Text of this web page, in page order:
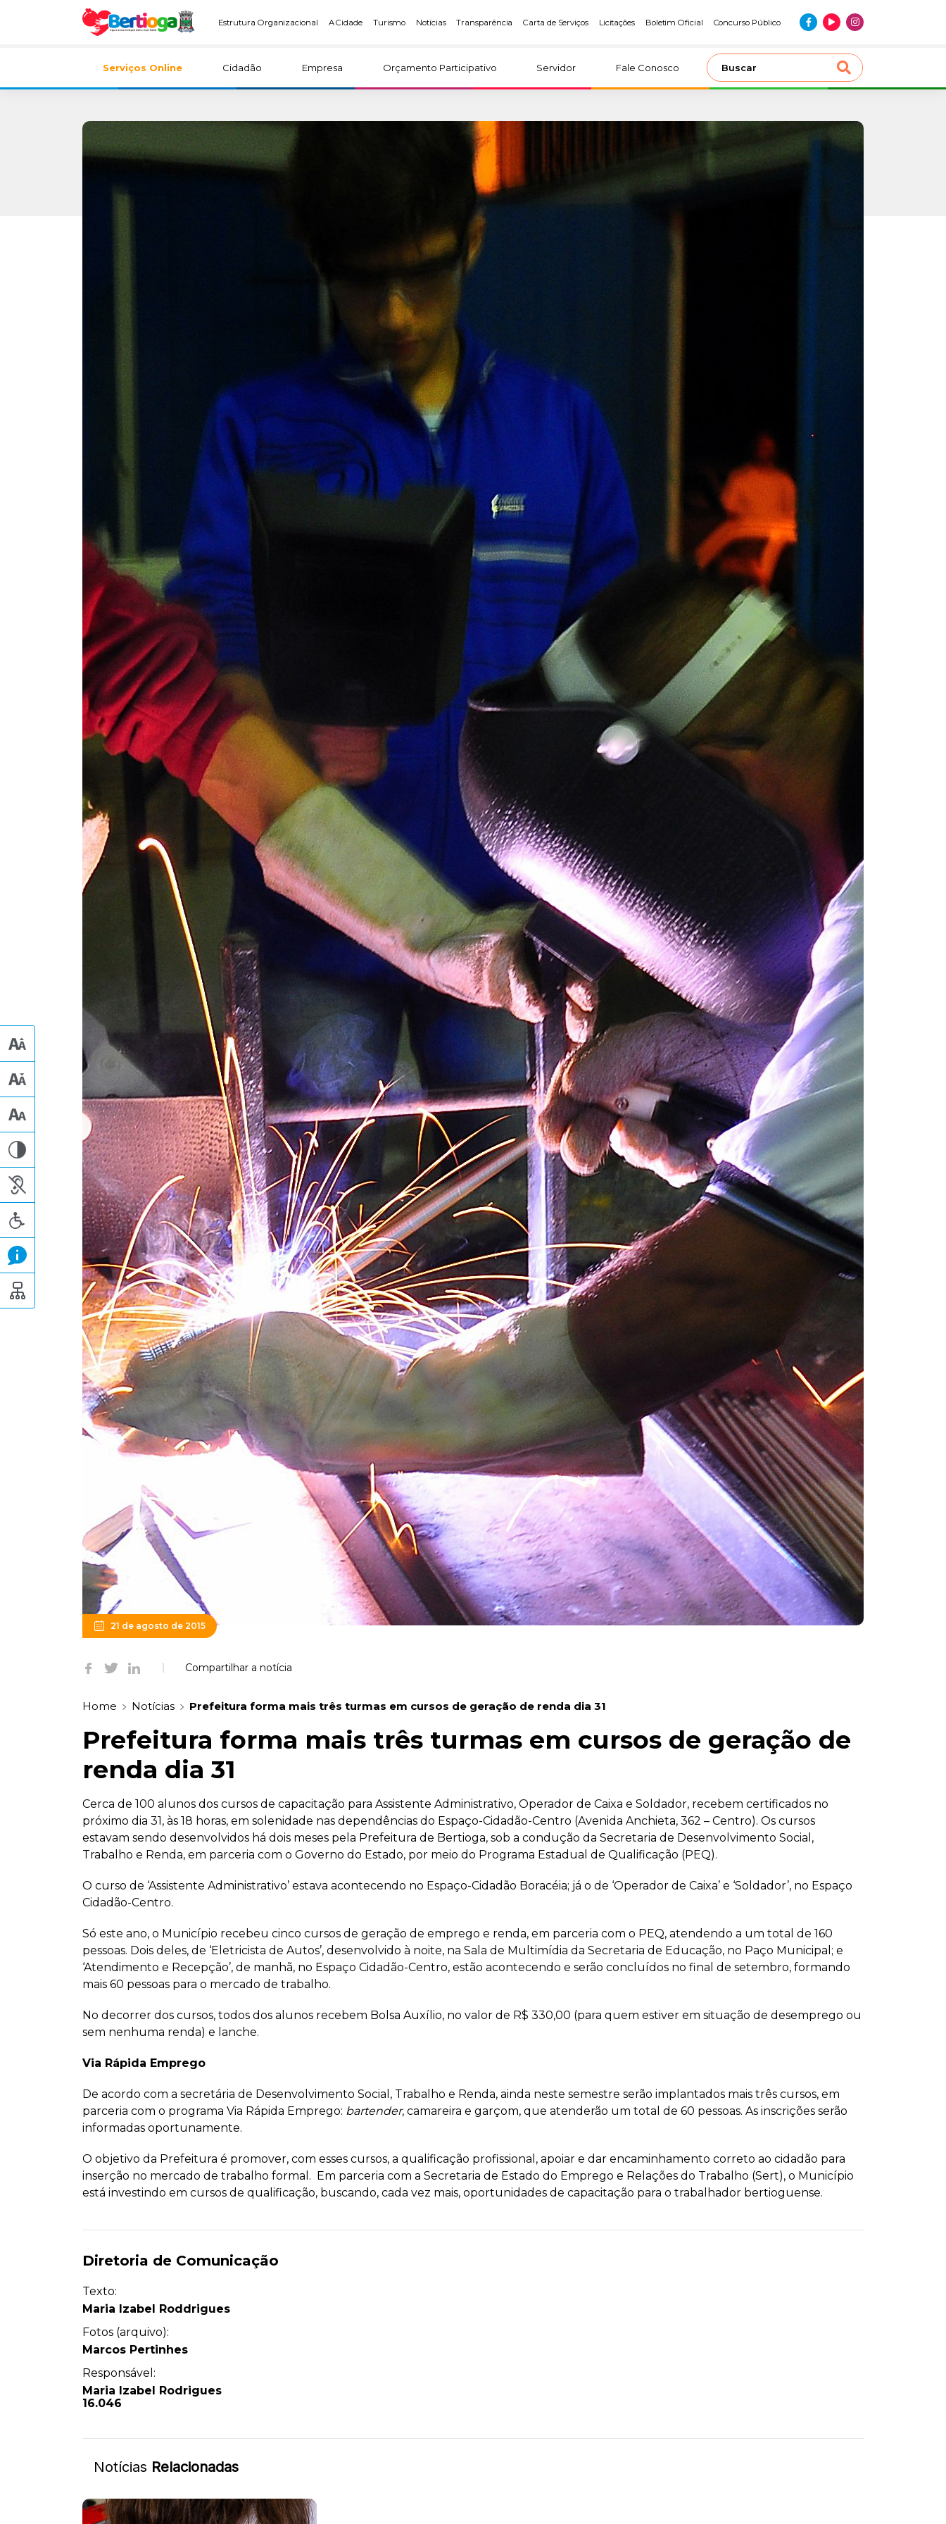
Estrutura Organizacional A Cidade Turismo Notícias Transparência Carta de Serviços Licitações Boletim Oficial Concurso Público
Serviços Online Cidadão Empresa Orçamento Participativo Servidor Fale Conosco
21 de agosto de 2015
Compartilhar a notícia
Home Notícias Prefeitura forma mais três turmas em cursos de geração de renda dia 31
Prefeitura forma mais três turmas em cursos de geração de
renda dia 31
Cerca de 100 alunos dos cursos de capacitação para Assistente Administrativo, Operador de Caixa e Soldador, recebem certificados no
próximo dia 31, às 18 horas, em solenidade nas dependências do Espaço-Cidadão-Centro (Avenida Anchieta, 362 – Centro). Os cursos
estavam sendo desenvolvidos há dois meses pela Prefeitura de Bertioga, sob a condução da Secretaria de Desenvolvimento Social,
Trabalho e Renda, em parceria com o Governo do Estado, por meio do Programa Estadual de Qualificação (PEQ).
O curso de ‘Assistente Administrativo’ estava acontecendo no Espaço-Cidadão Boracéia; já o de ‘Operador de Caixa’ e ‘Soldador’, no Espaço
Cidadão-Centro.
Só este ano, o Município recebeu cinco cursos de geração de emprego e renda, em parceria com o PEQ, atendendo a um total de 160
pessoas. Dois deles, de ‘Eletricista de Autos’, desenvolvido à noite, na Sala de Multimídia da Secretaria de Educação, no Paço Municipal; e
‘Atendimento e Recepção’, de manhã, no Espaço Cidadão-Centro, estão acontecendo e serão concluídos no final de setembro, formando
mais 60 pessoas para o mercado de trabalho.
No decorrer dos cursos, todos dos alunos recebem Bolsa Auxílio, no valor de R$ 330,00 (para quem estiver em situação de desemprego ou
sem nenhuma renda) e lanche.
Via Rápida Emprego
De acordo com a secretária de Desenvolvimento Social, Trabalho e Renda, ainda neste semestre serão implantados mais três cursos, em
parceria com o programa Via Rápida Emprego: bartender, camareira e garçom, que atenderão um total de 60 pessoas. As inscrições serão
informadas oportunamente.
O objetivo da Prefeitura é promover, com esses cursos, a qualificação profissional, apoiar e dar encaminhamento correto ao cidadão para
inserção no mercado de trabalho formal. Em parceria com a Secretaria de Estado do Emprego e Relações do Trabalho (Sert), o Município
está investindo em cursos de qualificação, buscando, cada vez mais, oportunidades de capacitação para o trabalhador bertioguense.
Diretoria de Comunicação
Texto:
Maria Izabel Roddrigues
Fotos (arquivo):
Marcos Pertinhes
Responsável:
Maria Izabel Rodrigues
16.046
Notícias Relacionadas